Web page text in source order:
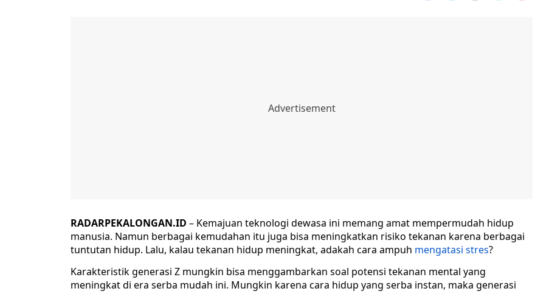
RADARPEKALONGAN.ID – Kemajuan teknologi dewasa ini memang amat mempermudah hidup
manusia. Namun berbagai kemudahan itu juga bisa meningkatkan risiko tekanan karena berbagai
tuntutan hidup. Lalu, kalau tekanan hidup meningkat, adakah cara ampuh mengatasi stres?
Karakteristik generasi Z mungkin bisa menggambarkan soal potensi tekanan mental yang
meningkat di era serba mudah ini. Mungkin karena cara hidup yang serba instan, maka generasi